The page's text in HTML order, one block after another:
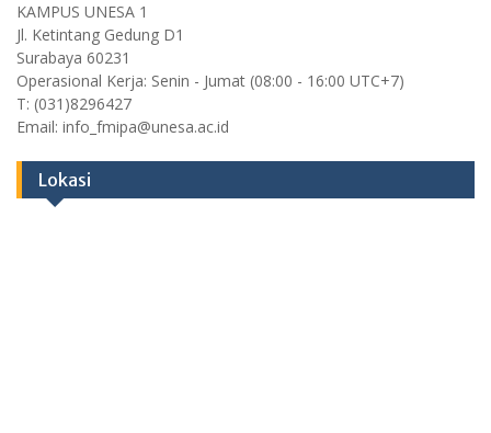
KAMPUS UNESA 1
Jl. Ketintang Gedung D1
Surabaya 60231
Operasional Kerja: Senin - Jumat (08:00 - 16:00 UTC+7)
T: (031)8296427
Email: info_fmipa@unesa.ac.id
Lokasi